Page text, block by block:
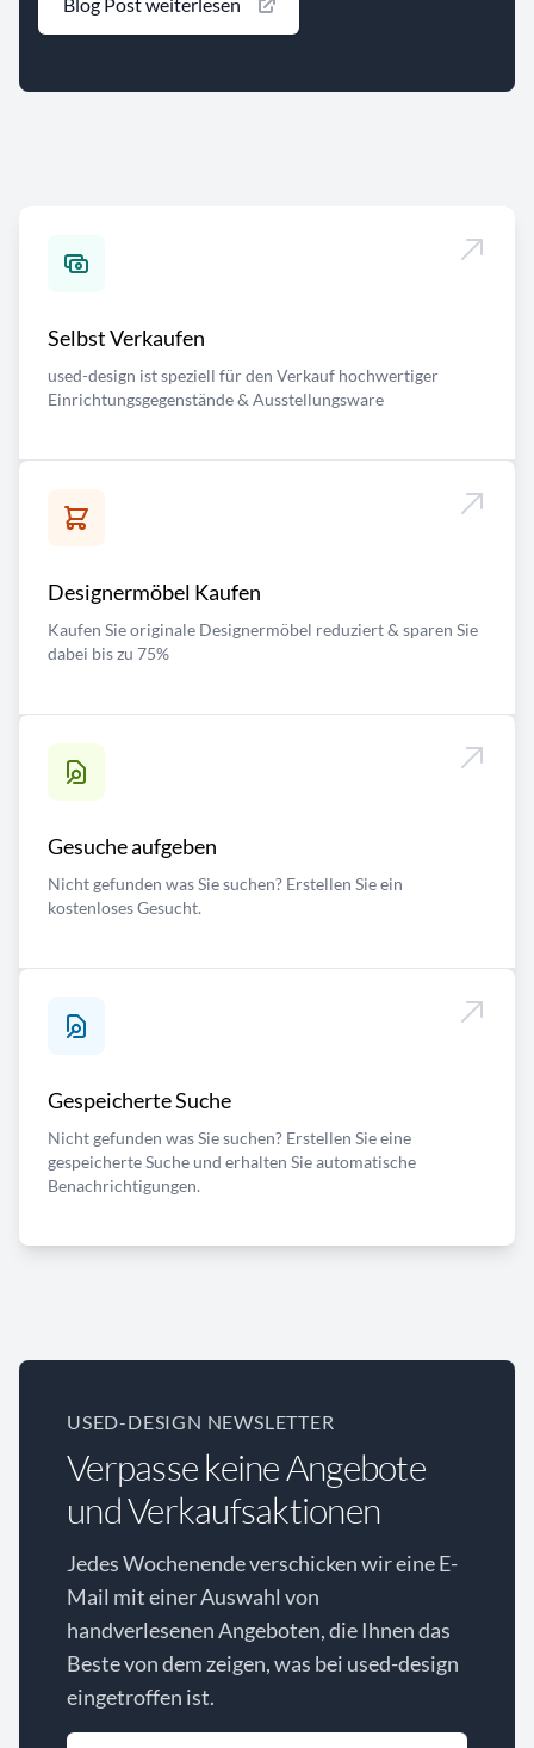
Selbst Verkaufen
used-design ist speziell für den Verkauf hochwertiger
Einrichtungsgegenstände & Ausstellungsware
Designermöbel Kaufen
Kaufen Sie originale Designermöbel reduziert & sparen Sie
dabei bis zu 75%
Gesuche aufgeben
Nicht gefunden was Sie suchen? Erstellen Sie ein
kostenloses Gesucht.
Gespeicherte Suche
Nicht gefunden was Sie suchen? Erstellen Sie eine
gespeicherte Suche und erhalten Sie automatische
Benachrichtigungen.
USED-DESIGN NEWSLETTER
Verpasse keine Angebote
und Verkaufsaktionen
Jedes Wochenende verschicken wir eine E-
Mail mit einer Auswahl von
handverlesenen Angeboten, die Ihnen das
Beste von dem zeigen, was bei used-design
eingetroffen ist.